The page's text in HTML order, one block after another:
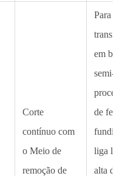
Corte
contínuo com
o Meio de
remoção de
Para
em
semi-
de ferro
fundido
liga
alta de